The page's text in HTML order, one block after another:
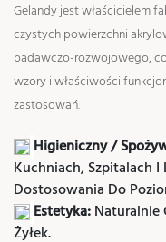
Gelandy jest właścicielem
czystych powierzchni
badawczo-rozwojowego,
wzory i właściwości
zastosowań.
Higieniczny /
Kuchniach, Szpitalach I
Dostosowania Do
Estetyka:Naturalnie
Żyłek.